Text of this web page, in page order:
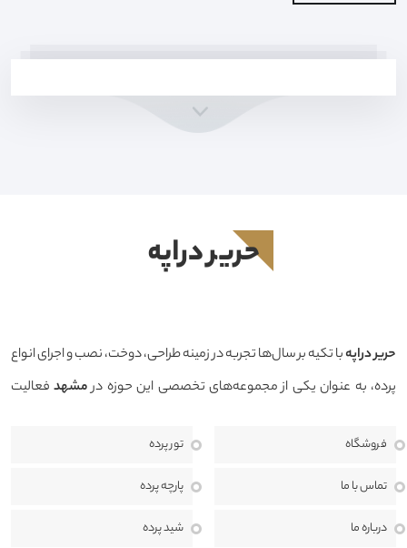
فروشگاه
تماس با ما
درباره ما
تور پرده
پارچه پرده
شید پرده
حرير دراپه
حرير دراپهبا تکیه بر سال‌ها تجربه در زمینه طراحی، دوخت، نصب و اجرای انواع
پرده، به عنوان یکی از مجموعه‌های تخصصی این حوزه درمشهد فعالیت
منزل، محل کار یا پروژه‌های تجاری برای مشتریان خود خلق کنیم.
انتخاب پرده تنها یک خرید ساده نیست، بلکه بخشی مهم از طراحی داخلی و